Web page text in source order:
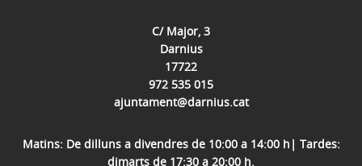
C/ Major, 3
Darnius
17722
972 535 015
ajuntament@darnius.cat
Matins: De dilluns a divendres de 10:00 a 14:00 h| Tardes:
dimarts de 17:30 a 20:00 h.